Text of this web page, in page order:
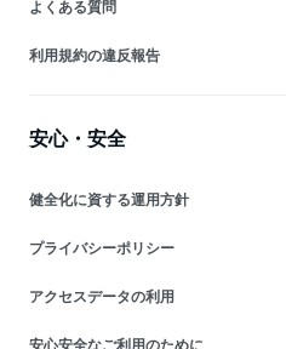
よくある質問
利用規約の違反報告
安心・安全
健全化に資する運用方針
プライバシーポリシー
アクセスデータの利用
安心安全なご利用のために